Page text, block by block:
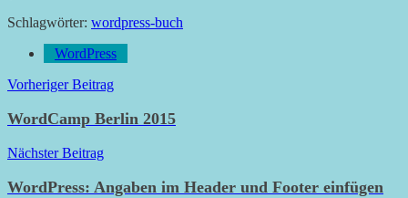
Schlagwörter: wordpress-buch
WordPress
Beitragsnavigation
Vorheriger Beitrag
WordCamp Berlin 2015
Nächster Beitrag
WordPress: Angaben im Header und Footer einfügen